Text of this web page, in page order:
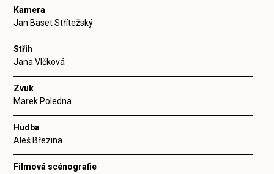
Kamera
Jan Baset Střítežský
Střih
Jana Vlčková
Zvuk
Marek Poledna
Hudba
Aleš Březina
Filmová scénografie